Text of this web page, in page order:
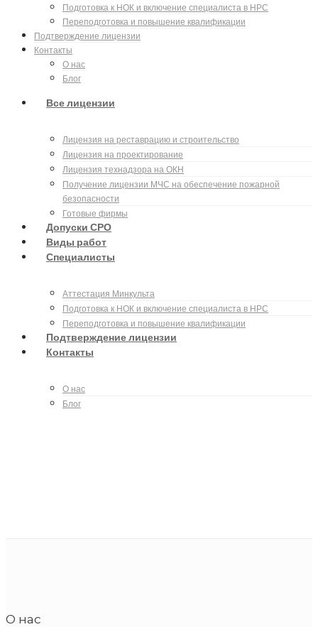
Подготовка к НОК и включение специалиста в НРС
Переподготовка и повышение квалификации
Подтверждение лицензии
Контакты
О нас
Блог
Все лицензии
Лицензия на реставрацию и строительство
Лицензия на проектирование
Лицензия технадзора на ОКН
Получение лицензии МЧС на обеспечение пожарной
безопасности
Готовые фирмы
Допуски СРО
Виды работ
Специалисты
Аттестация Минкульта
Подготовка к НОК и включение специалиста в НРС
Переподготовка и повышение квалификации
Подтверждение лицензии
Контакты
О нас
Блог
О нас